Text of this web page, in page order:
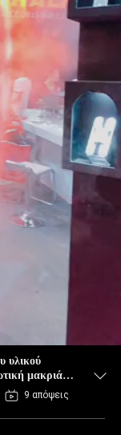
υλικού
μακριά
9 απόψεις